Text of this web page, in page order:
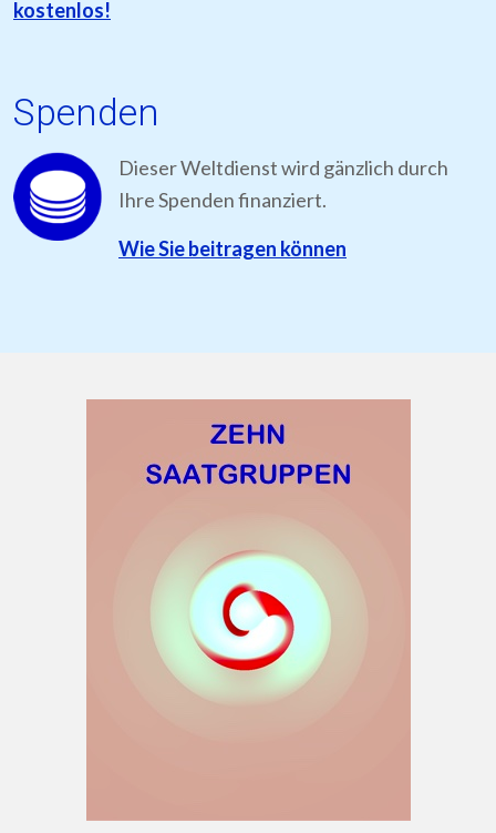
kostenlos!
Spenden
Dieser Weltdienst wird gänzlich durch
Ihre Spenden finanziert.
Wie Sie beitragen können